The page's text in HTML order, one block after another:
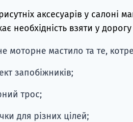
аксесуарів у салоні
необхідність взяти у
моторне мастило та те,
запобіжників;
трос;
для різних цілей;